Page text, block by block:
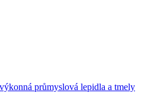
průmyslová lepidla a tmely